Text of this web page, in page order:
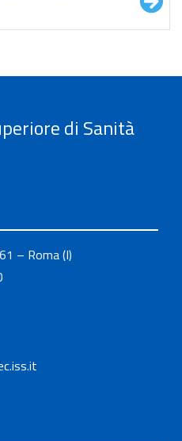
di Sanità
– Roma (I)